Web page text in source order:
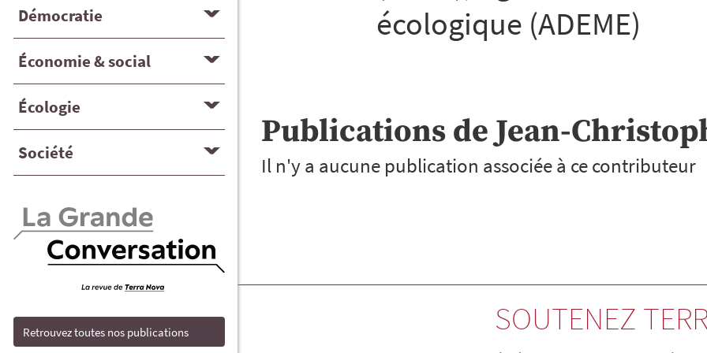
Démocratie
Économie & social
Écologie
Société
Retrouvez toutes nos publications
écologique (ADEME)
Publications deJean-
Il n'y a aucune publication associée à ce contributeur
SOUTENEZ